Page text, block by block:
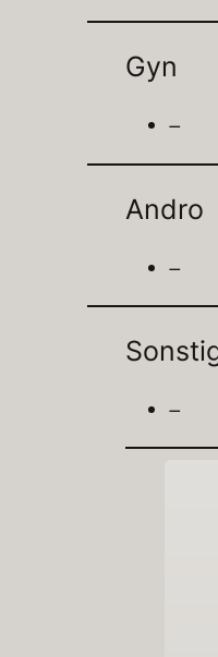
Gyn
–
Andro
–
–